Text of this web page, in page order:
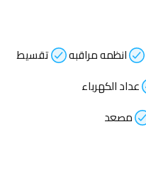
انظمه مراقبه
تقسيط
عداد الكهرباء
مصعد